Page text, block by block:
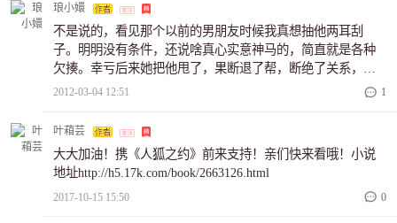
琅小嬛
不是说的，看见那个以前的男朋友时候我真想抽他两耳刮
子。明明没有条件，还说啥真心实意神马的，简直就是各种
欠揍。幸亏后来她把他甩了，果断退了帮，断绝了关系，没
有再相信那个男的说的，委曲求全，不然以后还不知道那个
是个大帅哥嘛，属于打着灯笼找不着的那种人，雨韵就应该
神马神马关系，这个在
2012-03-04 12:51 1
叶葙芸
大大加油！携《人狐之约》前来支持！亲们快来看哦！小说
地址http://h5.17k.com/book/2663126.html
2017-10-15 15:50 0